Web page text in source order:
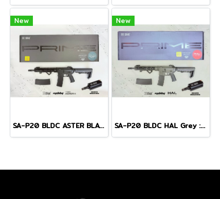
New
SA-P20 BLDC ASTER BLACK : M4 Custom - Specna Arms
New
SA-P20 BLDC HAL Grey : M4 Custom - Specna Arms